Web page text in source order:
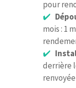
pour
mois : 1
derrière